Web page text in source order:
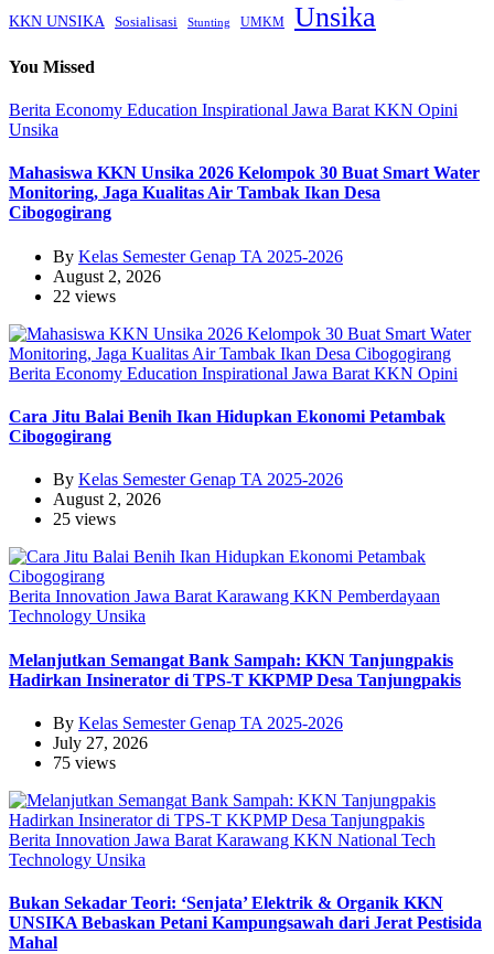
KKN UNSIKA Sosialisasi Stunting UMKM Unsika
You Missed
Berita Economy Education Inspirational Jawa Barat KKN Opini
Unsika
Mahasiswa KKN Unsika 2026 Kelompok 30 Buat Smart Water
Monitoring, Jaga Kualitas Air Tambak Ikan Desa
Cibogogirang
By Kelas Semester Genap TA 2025-2026
August 2, 2026
22 views
Berita Economy Education Inspirational Jawa Barat KKN Opini
Cara Jitu Balai Benih Ikan Hidupkan Ekonomi Petambak
Cibogogirang
By Kelas Semester Genap TA 2025-2026
August 2, 2026
25 views
Berita Innovation Jawa Barat Karawang KKN Pemberdayaan
Technology Unsika
Melanjutkan Semangat Bank Sampah: KKN Tanjungpakis
Hadirkan Insinerator di TPS-T KKPMP Desa Tanjungpakis
By Kelas Semester Genap TA 2025-2026
July 27, 2026
75 views
Berita Innovation Jawa Barat Karawang KKN National Tech
Technology Unsika
Bukan Sekadar Teori: ‘Senjata’ Elektrik & Organik KKN
UNSIKA Bebaskan Petani Kampungsawah dari Jerat Pestisida
Mahal